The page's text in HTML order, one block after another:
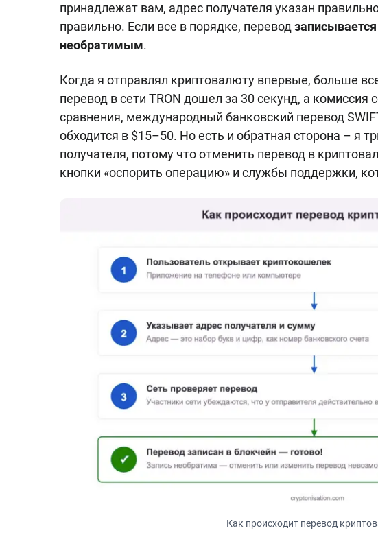
принадлежат вам, адрес получателя указан
правильно. Если все в порядке, перевод
необратимым.
Когда я отправлял криптовалюту впервые, больше
перевод в сети TRON дошел за 30 секунд, а комиссия
сравнения, международный банковский перевод
обходится в $15–50. Но есть и обратная сторона – я
получателя, потому что отменить перевод в
кнопки «оспорить операцию» и службы поддержки,
Как происходит перевод